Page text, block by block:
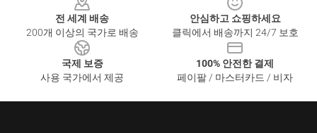
전 세계 배송
200개 이상의 국가로 배송
안심하고 쇼핑하세요
클릭에서 배송까지 24/7 보호
국제 보증
사용 국가에서 제공
100% 안전한 결제
페이팔 / 마스터카드 / 비자